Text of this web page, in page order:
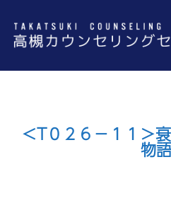
＜T０２６－１１＞
物